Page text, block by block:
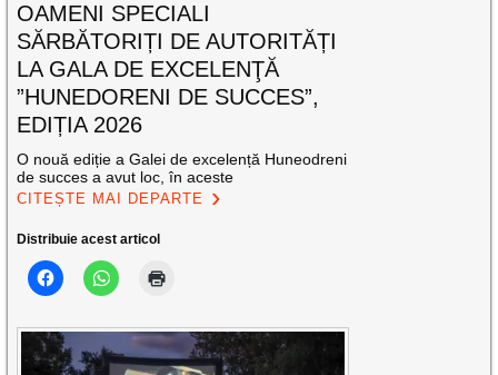
OAMENI SPECIALI
SĂRBĂTORIȚI DE AUTORITĂȚI
LA GALA DE EXCELENŢĂ
”HUNEDORENI DE SUCCES”,
EDIȚIA 2026
O nouă ediție a Galei de excelență Huneodreni
de succes a avut loc, în aceste
CITEȘTE MAI DEPARTE
Distribuie acest articol